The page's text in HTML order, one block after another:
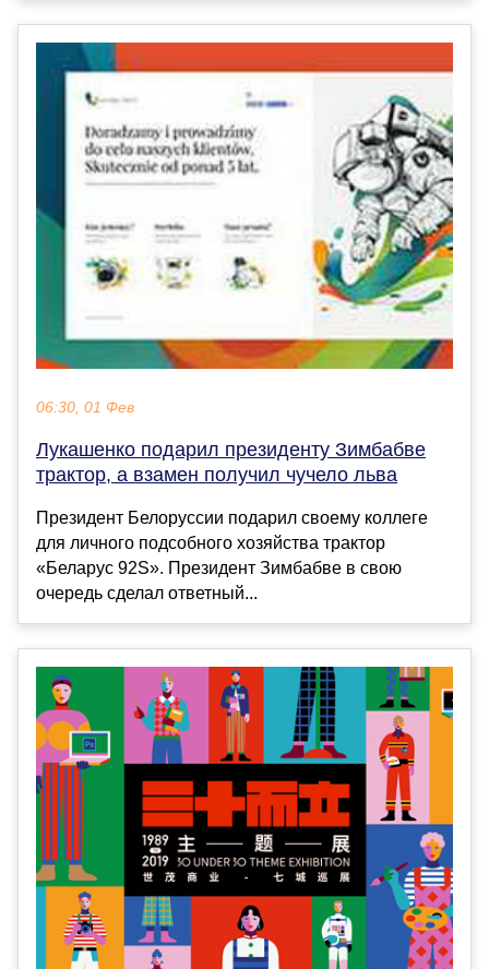
06:30, 01 Фев
Лукашенко подарил президенту Зимбабве
трактор, а взамен получил чучело льва
Президент Белоруссии подарил своему коллеге
для личного подсобного хозяйства трактор
«Беларус 92S». Президент Зимбабве в свою
очередь сделал ответный...